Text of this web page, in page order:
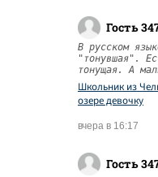
Гость
В русском
"тонувшая".
тонущая. А
Школьник из
озере девочку
вчера в 16:17
Гость